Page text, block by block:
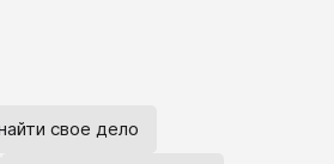
свое дело